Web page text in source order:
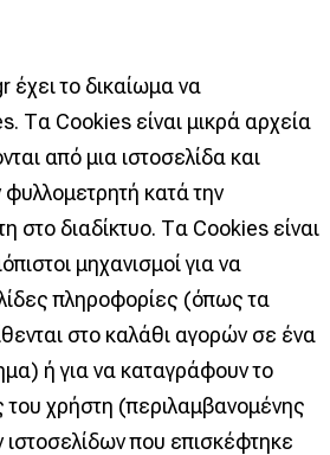
το δικαίωμα να
Τα Cookies είναι μικρά αρχεία
από μια ιστοσελίδα και
κατά την
στο διαδίκτυο. Τα Cookies είναι
μηχανισμοί για να
πληροφορίες (όπως τα
στο καλάθι αγορών σε ένα
ή για να καταγράφουν το
του χρήστη (περιλαμβανομένης
που επισκέφτηκε